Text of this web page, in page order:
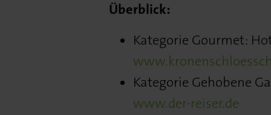
Überblick:
Kategorie Gourmet:
Kategorie Gehobene
www.der-reiser.de